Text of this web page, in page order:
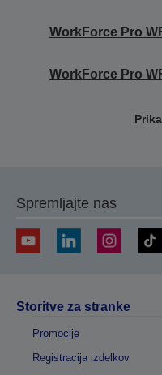
WorkForce Pro
WorkForce Pro
Spremljajte nas
Storitve za stranke
Promocije
Registracija izdelkov